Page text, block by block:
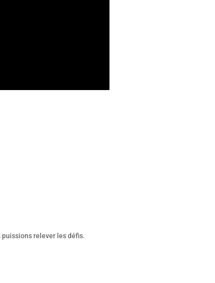
puissions relever les défis.